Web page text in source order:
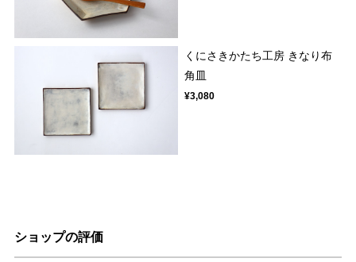
くにさきかたち工房 きなり布
角皿
¥3,080
ショップの評価